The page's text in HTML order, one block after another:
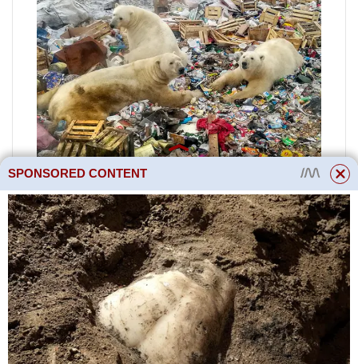
Pokud vaše orchideje dlouho
nekvetly nebo listy začaly ztrácet
turgor, krmte je kyselinou
jantarovou a speciálními hnojivy
„pro orchideje“, které se prodávají
SPONSORED CONTENT